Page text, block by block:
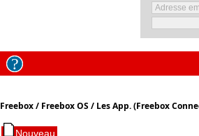
Freebox / Freebox OS / Les App. (Freebox